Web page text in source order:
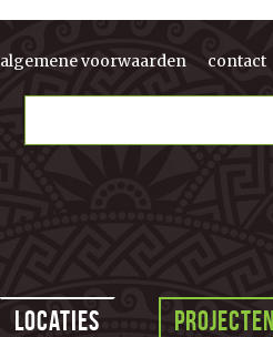
algemene voorwaarden contact
Locaties Projecten